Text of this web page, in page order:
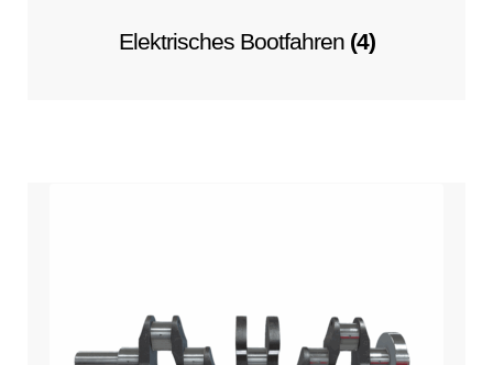
Elektrisches Bootfahren (4)